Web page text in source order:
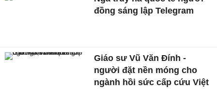
đồng sáng lập Telegram
Giáo sư Vũ Văn Đính -
người đặt nền móng cho
ngành hồi sức cấp cứu Việt